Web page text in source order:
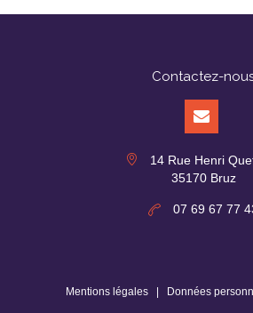
Contactez-
14 Rue Henri
35170 Bruz
07 69 67 77
Mentions légales| Données